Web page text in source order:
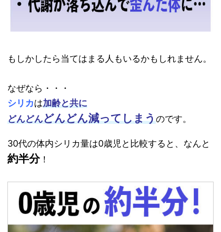
もしかしたら当てはまる人もいるかもしれません。
なぜなら・・・
シリカは加齢と共に
どんどんどんどん減ってしまうのです。
30代の体内シリカ量は0歳児と比較すると、なんと
約半分！